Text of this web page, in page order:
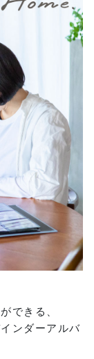
できる、
ンダーアルバ